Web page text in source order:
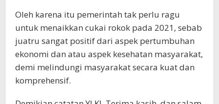
Oleh karena itu pemerintah tak perlu ragu
untuk menaikkan cukai rokok pada 2021, sebab
juatru sangat positif dari aspek pertumbuhan
ekonomi dan atau aspek kesehatan masyarakat,
demi melindungi masyarakat secara kuat dan
komprehensif.